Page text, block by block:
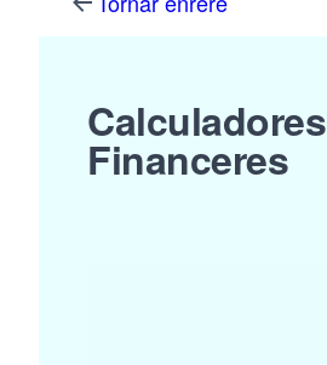
Calculadores
Financeres